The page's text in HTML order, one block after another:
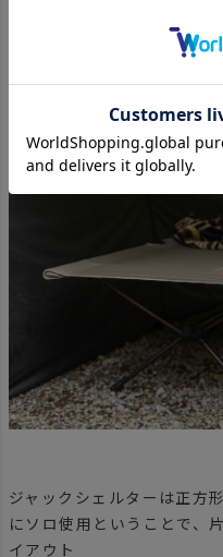
壁面を有効に使
ジャックシェルターは正方
にソロ使用ということで、
イアウト